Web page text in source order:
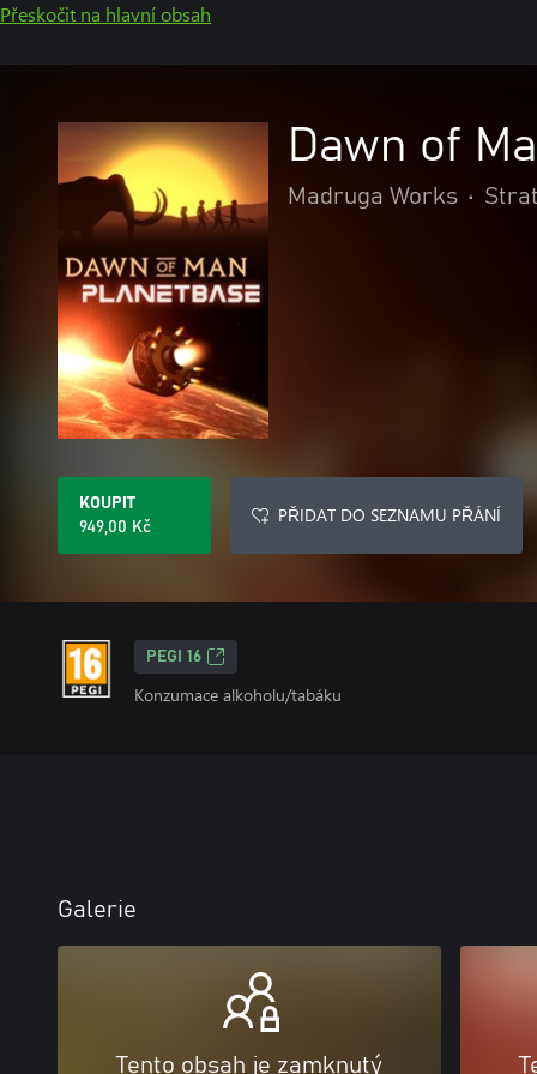
Přeskočit na hlavní obsah
Dawn of
Madruga Works •
KOUPIT
949,00 Kč
PŘIDAT DO SEZNAMU PŘÁNÍ
PEGI 16
Konzumace alkoholu/tabáku
Galerie
Tento obsah je zamknutý